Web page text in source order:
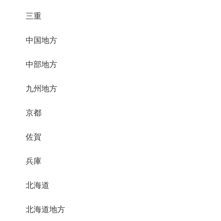
三重
中国地方
中部地方
九州地方
京都
佐賀
兵庫
北海道
北海道地方